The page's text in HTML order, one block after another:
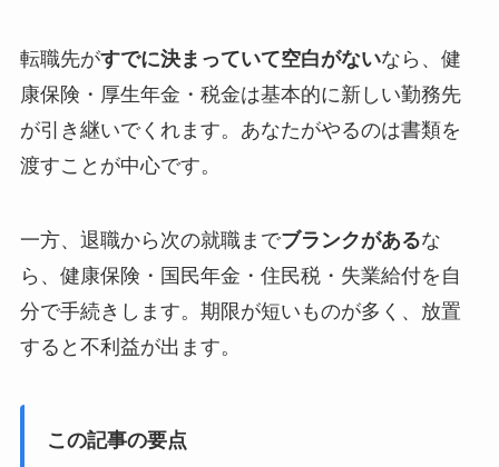
転職先がすでに決まっていて空白がないなら、健
康保険・厚生年金・税金は基本的に新しい勤務先
が引き継いでくれます。あなたがやるのは書類を
渡すことが中心です。
一方、退職から次の就職までブランクがあるな
ら、健康保険・国民年金・住民税・失業給付を自
分で手続きします。期限が短いものが多く、放置
すると不利益が出ます。
この記事の要点